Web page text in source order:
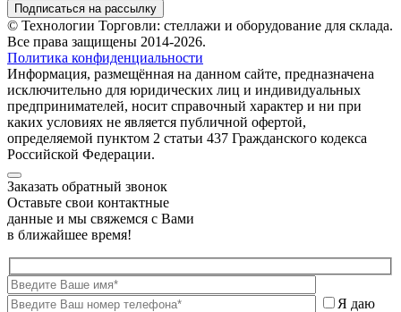
Подписаться на рассылку
© Технологии Торговли: стеллажи и оборудование для склада.
Все права защищены 2014-2026.
Политика конфиденциальности
Информация, размещённая на данном сайте, предназначена
исключительно для юридических лиц и индивидуальных
предпринимателей, носит справочный характер и ни при
каких условиях не является публичной офертой,
определяемой пунктом 2 статьи 437 Гражданского кодекса
Российской Федерации.
Заказать обратный звонок
Оставьте свои контактные
данные и мы свяжемся с Вами
в ближайшее время!
Я даю